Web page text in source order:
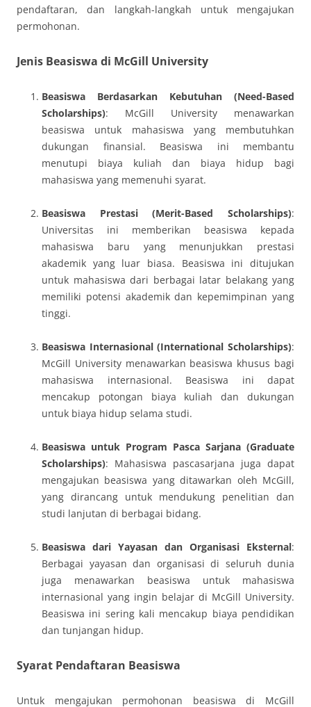
pendaftaran, dan langkah-langkah untuk mengajukan
permohonan.
Jenis Beasiswa di McGill University
Beasiswa Berdasarkan Kebutuhan (Need-Based
Scholarships): McGill University menawarkan
beasiswa untuk mahasiswa yang membutuhkan
dukungan finansial. Beasiswa ini membantu
menutupi biaya kuliah dan biaya hidup bagi
mahasiswa yang memenuhi syarat.
Beasiswa Prestasi (Merit-Based Scholarships):
Universitas ini memberikan beasiswa kepada
mahasiswa baru yang menunjukkan prestasi
akademik yang luar biasa. Beasiswa ini ditujukan
untuk mahasiswa dari berbagai latar belakang yang
memiliki potensi akademik dan kepemimpinan yang
tinggi.
Beasiswa Internasional (International Scholarships):
McGill University menawarkan beasiswa khusus bagi
mahasiswa internasional. Beasiswa ini dapat
mencakup potongan biaya kuliah dan dukungan
untuk biaya hidup selama studi.
Beasiswa untuk Program Pasca Sarjana (Graduate
Scholarships): Mahasiswa pascasarjana juga dapat
mengajukan beasiswa yang ditawarkan oleh McGill,
yang dirancang untuk mendukung penelitian dan
studi lanjutan di berbagai bidang.
Beasiswa dari Yayasan dan Organisasi Eksternal:
Berbagai yayasan dan organisasi di seluruh dunia
juga menawarkan beasiswa untuk mahasiswa
internasional yang ingin belajar di McGill University.
Beasiswa ini sering kali mencakup biaya pendidikan
dan tunjangan hidup.
Syarat Pendaftaran Beasiswa
Untuk mengajukan permohonan beasiswa di McGill